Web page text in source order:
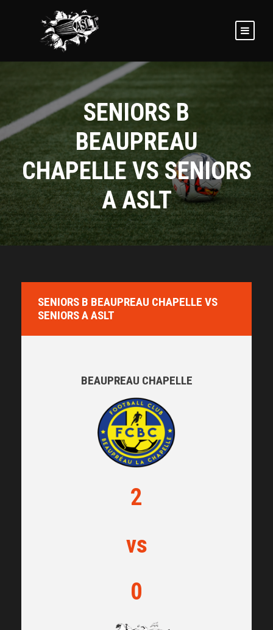
SENIORS B
BEAUPREAU
CHAPELLE VS SENIORS
A ASLT
SENIORS B BEAUPREAU CHAPELLE VS
SENIORS A ASLT
BEAUPREAU CHAPELLE
2
vs
0